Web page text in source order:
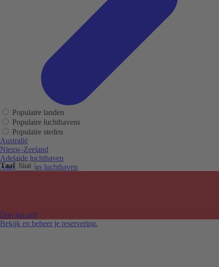
Taal Sluit
Doe het zelf
Bekijk en beheer je reservering.
Populaire landen
Populaire luchthavens
Populaire steden
Australië
Nieuw-Zeeland
Adelaide luchthaven
Alice Springs luchthaven
Melbourne Tullamarine luchthaven
Perth luchthaven
Sydney luchthaven